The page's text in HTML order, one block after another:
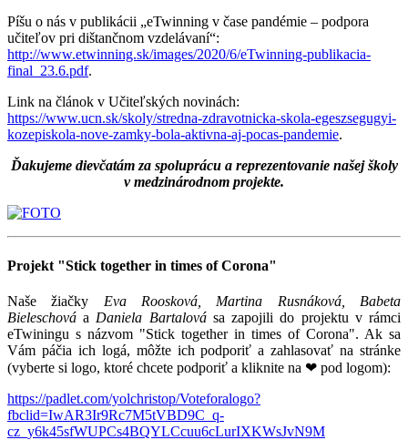
Píšu o nás v publikácii „eTwinning v čase pandémie – podpora
učiteľov pri dištančnom vzdelávaní“:
http://www.etwinning.sk/images/2020/6/eTwinning-publikacia-
final_23.6.pdf.
Link na článok v Učiteľských novinách:
https://www.ucn.sk/skoly/stredna-zdravotnicka-skola-egeszsegugyi-
kozepiskola-nove-zamky-bola-aktivna-aj-pocas-pandemie.
Ďakujeme dievčatám za spoluprácu a reprezentovanie našej školy
v medzinárodnom projekte.
Projekt "Stick together in times of Corona"
Naše žiačky Eva Roosková, Martina Rusnáková, Babeta
Bieleschová a Daniela Bartalovása zapojili do projektu v rámci
eTwiningu s názvom "Stick together in times of Corona". Ak sa
Vám páčia ich logá, môžte ich podporiť a zahlasovať na stránke
(vyberte si logo, ktoré chcete podporiť a kliknite na ❤ pod logom):
https://padlet.com/yolchristop/Voteforalogo?
fbclid=IwAR3Ir9Rc7M5tVBD9C_q-
cz_y6k45sfWUPCs4BQYLCcuu6cLurIXKWsJvN9M